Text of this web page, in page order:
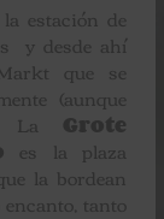
estación de
y desde ahí
que se
(aunque
La Grote
es la plaza
la bordean
tanto